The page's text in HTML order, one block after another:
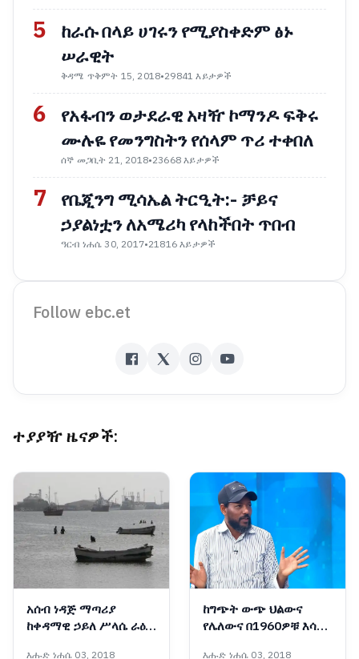
5
ከራሱ በላይ ሀገሩን የሚያስቀድም ፅኑ
ሠራዊት
ቅዳሜ ጥቅምት 15, 2018•29841 እይታዎች
6
የአፋብን ወታደራዊ አዛዥ ኮማንዶ ፍቅሩ
ሙሉዬ የመንግስትን የሰላም ጥሪ ተቀበለ
ሰኞ መጋቢት 21, 2018•23668 እይታዎች
7
የቤጂንግ ሚሳኤል ትርዒት:- ቻይና
ኃያልነቷን ለአሜሪካ የላከችበት ጥበብ
ዓርብ ነሐሴ 30, 2017•21816 እይታዎች
Follow ebc.et
ተያያዥ ዜናዎች:
አሰብ ነዳጅ ማጣሪያ
ከቀዳማዊ ኃይለ ሥላሴ ራዕይ
እሑድ ነሐሴ 03, 2018
ከግጭት ውጭ ህልውና
የሌለውና በ1960ዎቹ እሳቤ
እሑድ ነሐሴ 03, 2018